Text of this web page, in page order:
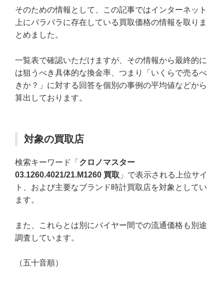
そのための情報として、この記事ではインターネット
上にバラバラに存在している買取価格の情報を取りま
とめました。
一覧表で確認いただけますが、その情報から最終的に
は狙うべき具体的な換金率、つまり「いくらで売るべ
きか？」に対する回答を個別の事例の平均値などから
算出しております。
対象の買取店
検索キーワード「 クロノマスター
03.1260.4021/21.M1260 買取 」で表示される上位サイ
ト、および主要なブランド時計買取店を対象としてい
ます。
また、これらとは別にバイヤー間での流通価格も別途
調査しています。
（五十音順）